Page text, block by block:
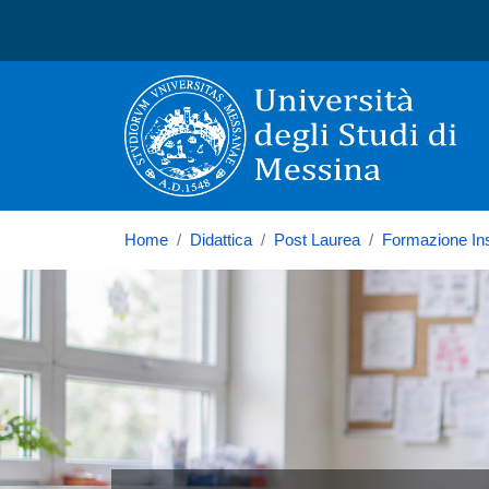
Home Didattica Post Laurea Formazione